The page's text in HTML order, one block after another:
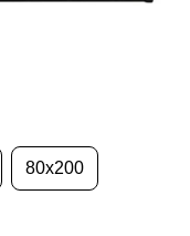
80x200